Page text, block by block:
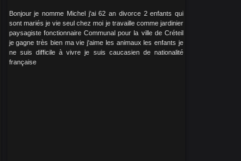
Bonjour je nomme Michel j'ai 62 an divorce 2 enfants qui
sont mariés je vie seul chez moi je travaille comme jardinier
paysagiste fonctionnaire Communal pour la ville de Créteil
je gagne très bien ma vie j'aime les animaux les enfants je
ne suis difficile à vivre je suis caucasien de nationalité
française